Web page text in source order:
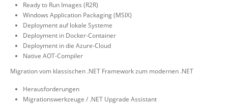
Ready to Run Images (R2R)
Windows Application Packaging (MSIX)
Deployment auf lokale Systeme
Deployment in Docker-Container
Deployment in die Azure-Cloud
Native AOT-Compiler
Migration vom klassischen .NET Framework zum modernen .NET
Herausforderungen
Migrationswerkzeuge / .NET Upgrade Assistant